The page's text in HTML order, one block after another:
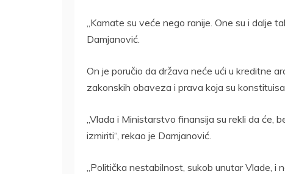
„Kamate su veće nego ranije. One su i dalje
Damjanović.
On je poručio da država neće ući u kreditne
zakonskih obaveza i prava koja su
„Vlada i Ministarstvo finansija su rekli da će,
izmiriti“, rekao je Damjanović.
„Politička nestabilnost, sukob unutar Vlade, i